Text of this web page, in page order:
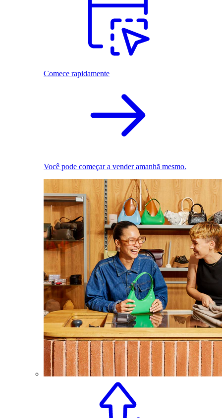
Comece rapidamente
Você pode começar a vender amanhã mesmo.